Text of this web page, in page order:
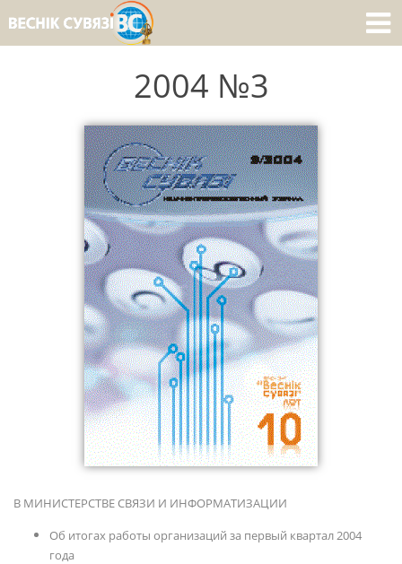
2004 №3
В МИНИСТЕРСТВЕ СВЯЗИ И ИНФОРМАТИЗАЦИИ
Об итогах работы организаций за первый квартал 2004
года